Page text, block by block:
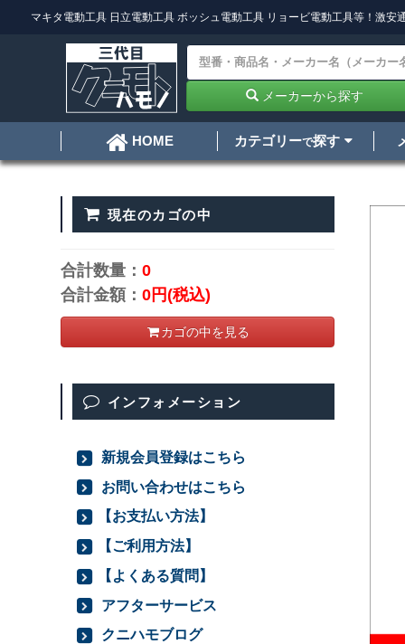
マキタ電動工具 日立電動工具 ボッシュ電動工具 リョービ電動工具等！激安
メーカーから探す
HOME カテゴリーで探す
現在のカゴの中
合計数量：0
合計金額：0円(税込)
カゴの中を見る
インフォメーション
新規会員登録はこちら
お問い合わせはこちら
【お支払い方法】
【ご利用方法】
【よくある質問】
アフターサービス
クニハモブログ